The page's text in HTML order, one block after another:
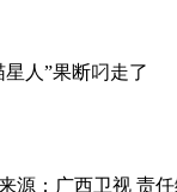
人”果断叼走了
源：广西卫视 责